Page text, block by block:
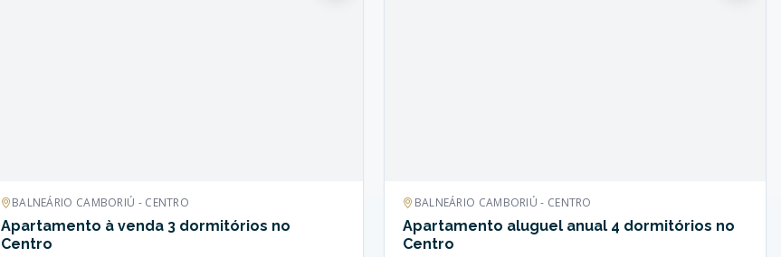
BALNEÁRIO CAMBORIÚ - CENTRO
Apartamento à venda 3 dormitórios no
Centro
BALNEÁRIO CAMBORIÚ - CENTRO
Apartamento aluguel anual 4 dormitórios no
Centro